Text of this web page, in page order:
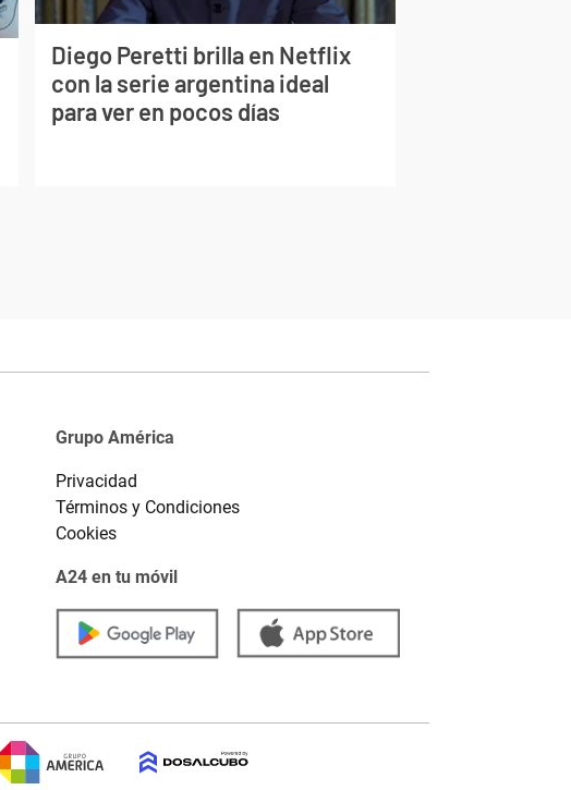
Diego Peretti brilla en Netflix
con la serie argentina ideal
para ver en pocos días
Grupo América
Privacidad
Términos y Condiciones
Cookies
A24 en tu móvil